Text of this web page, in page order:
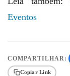
Eventos
COMPARTILHAR:
Copiar Link